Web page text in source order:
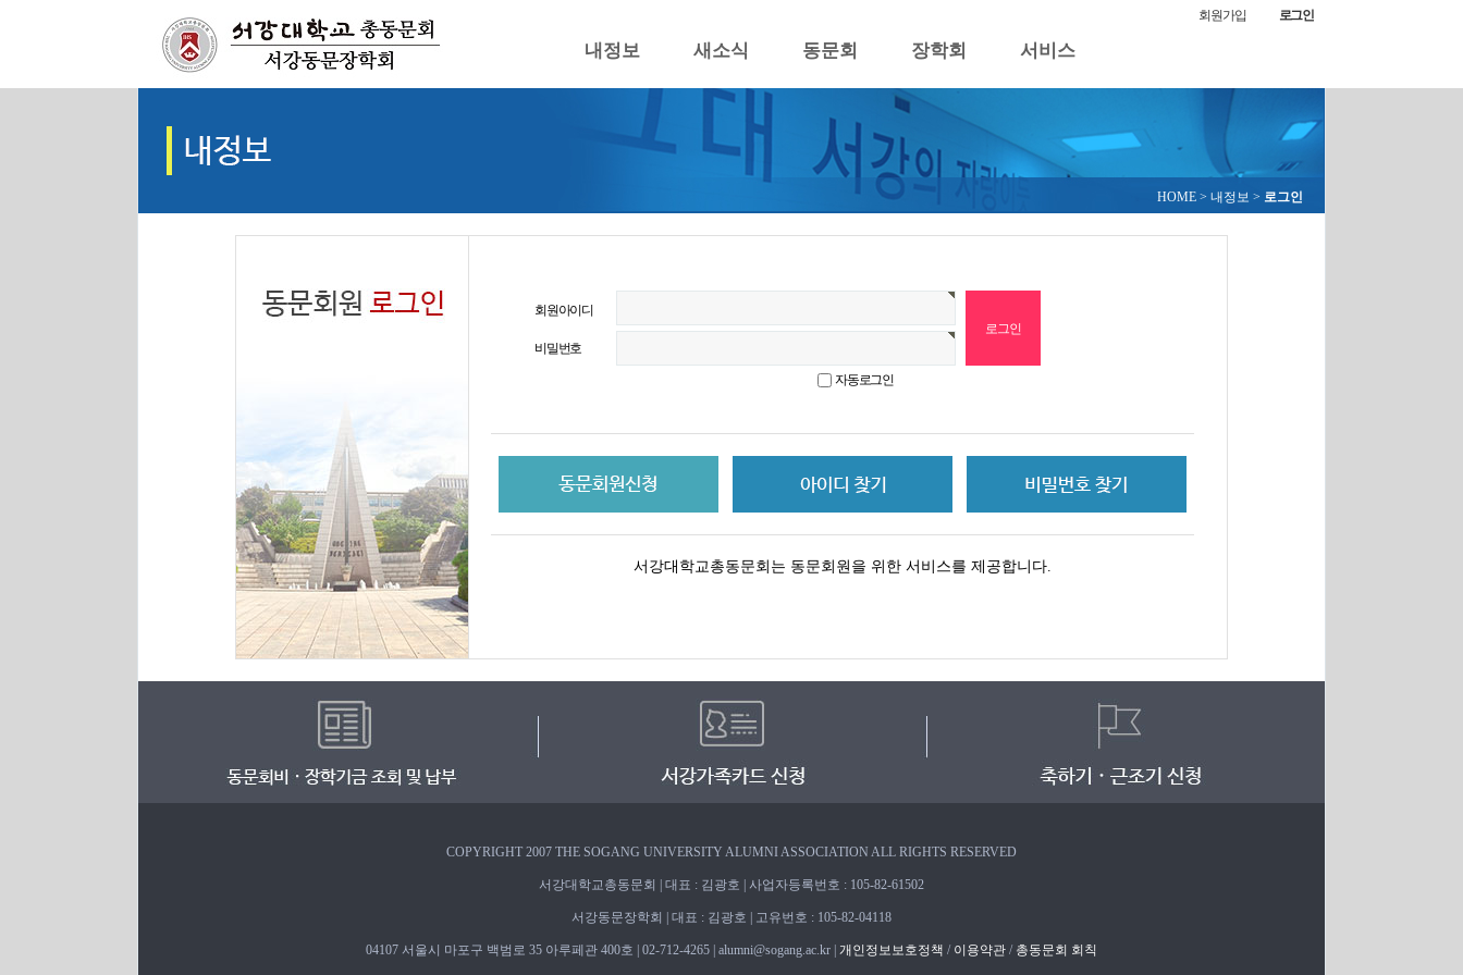
내정보 새소식 동문회 장학회 서비스
회원가입 로그인
HOME > 내정보 > 로그인
회원아이디
비밀번호
자동로그인
서강대학교총동문회는 동문회원을 위한 서비스를 제공합니다.
COPYRIGHT 2007 THE SOGANG UNIVERSITY ALUMNI ASSOCIATION ALL RIGHTS RESERVED
서강대학교총동문회 | 대표 : 김광호 | 사업자등록번호 : 105-82-61502
서강동문장학회 | 대표 : 김광호 | 고유번호 : 105-82-04118
04107 서울시 마포구 백범로 35 아루페관 400호 | 02-712-4265 | alumni@sogang.ac.kr | 개인정보보호정책 / 이용약관 / 총동문회 회칙